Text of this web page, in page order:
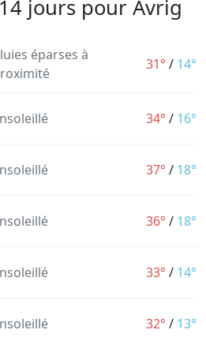
jours pour Avrig
éparses à
31° / 14°
34° / 16°
37° / 18°
36° / 18°
33° / 14°
32° / 13°